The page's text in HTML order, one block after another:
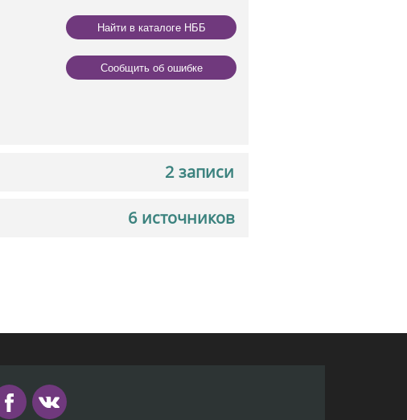
Найти в каталоге НББ
Сообщить об ошибке
2 записи
6 источников